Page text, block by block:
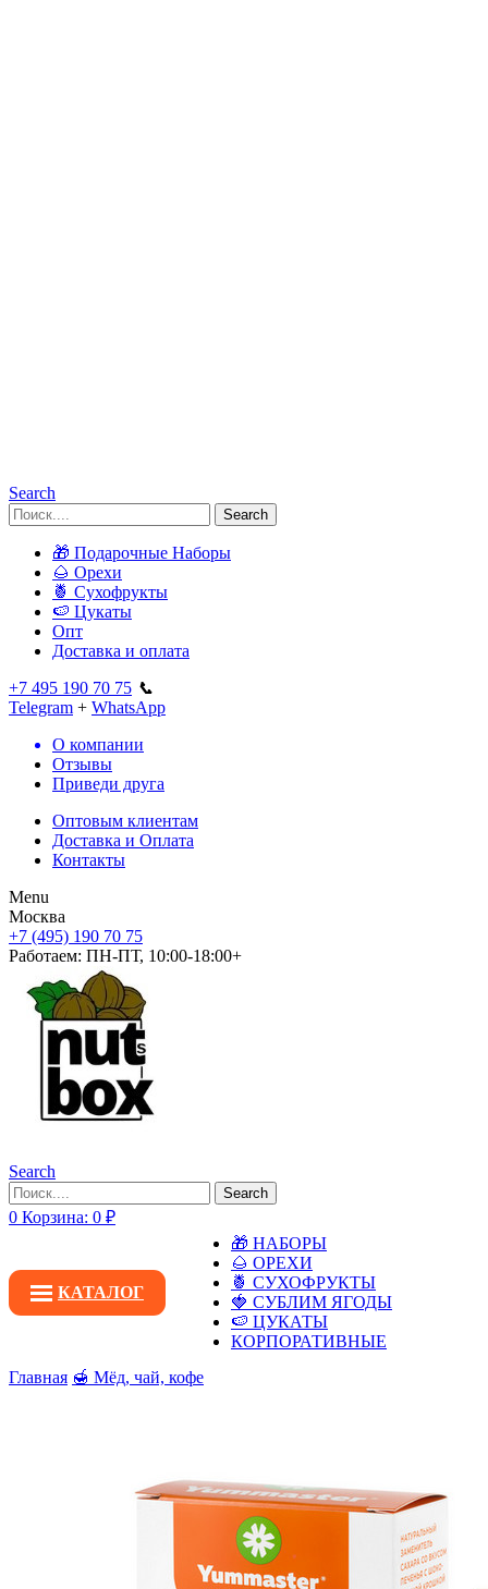
Search
Search
🎁 Подарочные Наборы
🌰 Орехи
🍍 Сухофрукты
🍉 Цукаты
Опт
Доставка и оплата
+7 495 190 70 75 📞
Telegram + WhatsApp
О компании
Отзывы
Приведи друга
Оптовым клиентам
Доставка и Оплата
Контакты
Menu
Москва
+7 (495) 190 70 75
Работаем: ПН-ПТ, 10:00-18:00+
Search
Search
0 Корзина: 0 ₽
КАТАЛОГ
🎁 НАБОРЫ
🌰 ОРЕХИ
🍍 СУХОФРУКТЫ
🍓 СУБЛИМ ЯГОДЫ
🍉 ЦУКАТЫ
КОРПОРАТИВНЫЕ
Главная 🍯 Мёд, чай, кофе